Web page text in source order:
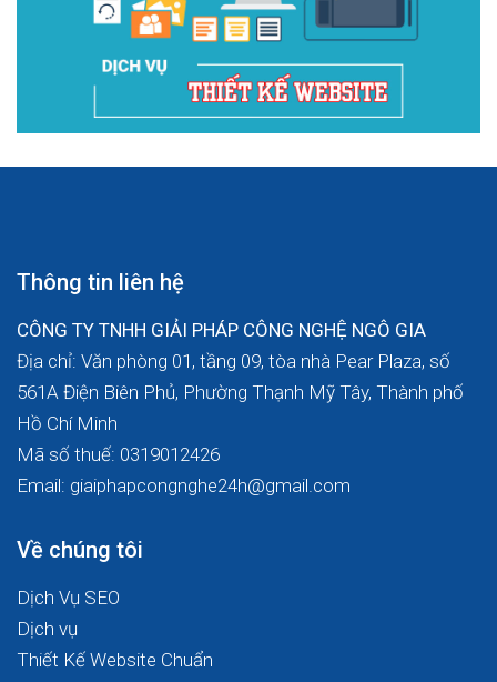
Thông tin liên hệ
CÔNG TY TNHH GIẢI PHÁP CÔNG NGHỆ NGÔ GIA
Địa chỉ: Văn phòng 01, tầng 09, tòa nhà Pear Plaza, số
561A Điện Biên Phủ, Phường Thạnh Mỹ Tây, Thành phố
Hồ Chí Minh
Mã số thuế: 0319012426
Email: giaiphapcongnghe24h@gmail.com
Về chúng tôi
Dịch Vụ SEO
Dịch vụ
Thiết Kế Website Chuẩn